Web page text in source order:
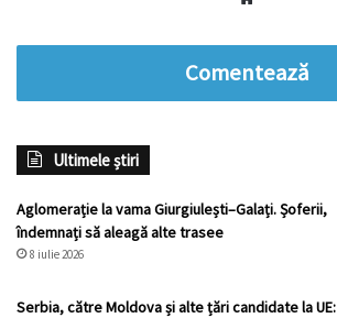
Comentează
Ultimele știri
Aglomerație la vama Giurgiulești–Galați. Șoferii,
îndemnați să aleagă alte trasee
8 iulie 2026
Serbia, către Moldova și alte țări candidate la UE: